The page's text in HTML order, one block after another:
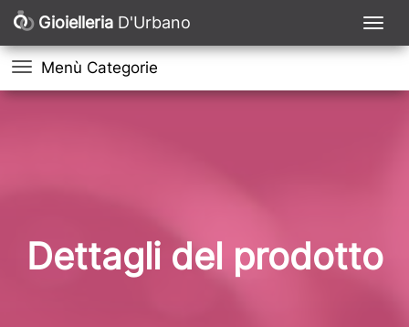
Gioielleria D'Urbano
Menù Categorie
Dettagli del prodotto